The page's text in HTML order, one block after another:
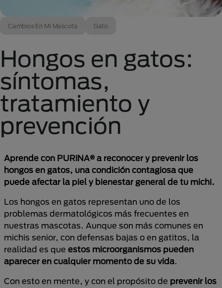
Cambios En Mi Mascota Gato
Hongos en gatos:
síntomas,
tratamiento y
prevención
Aprende con PURINA® a reconocer y prevenir los
hongos en gatos, una condición contagiosa que
puede afectar la piel y bienestar general de tu michi.
Los hongos en gatos representan uno de los
problemas dermatológicos más frecuentes en
nuestras mascotas. Aunque son más comunes en
michis senior, con defensas bajas o en gatitos, la
realidad es que estos microorganismos pueden
aparecer en cualquier momento de su vida.
Con esto en mente, y con el propósito de prevenir los